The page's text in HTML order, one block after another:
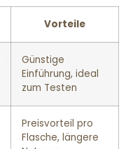
Vorteile
Günstige
Einführung, ideal
zum Testen
Preisvorteil pro
Flasche, längere